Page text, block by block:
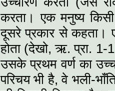
करता। एक मनुष्य
दूसरे प्रकार से कहता।
होता (देखो, ऋ. प्रा. 1-
उसके प्रथम वर्ण का
परिचय भी है, वे भली-